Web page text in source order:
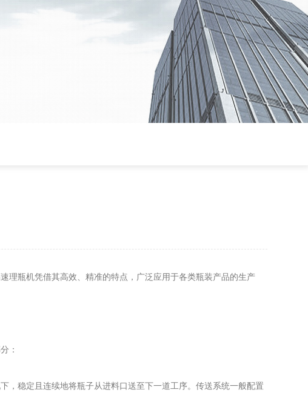
瓶机凭借其高效、精准的特点，广泛应用于各类瓶装产品的生产
：
稳定且连续地将瓶子从进料口送至下一道工序。传送系统一般配置